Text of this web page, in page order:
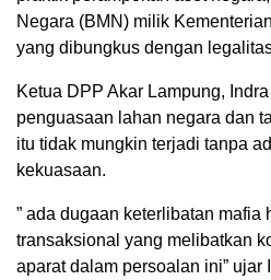
Negara (BMN) milik
yang dibungkus dengan
Ketua DPP Akar Lampung,
penguasaan lahan negara dan
itu tidak mungkin terjadi tanpa
kekuasaan.
” ada dugaan keterlibatan mafia
transaksional yang melibatkan
aparat dalam persoalan ini” ujar